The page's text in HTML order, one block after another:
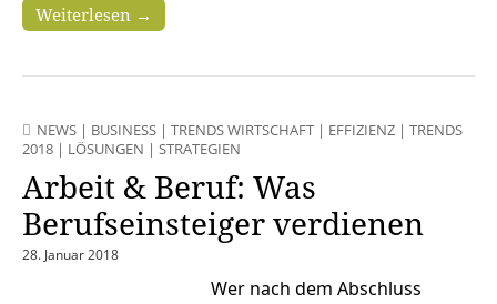
Weiterlesen →
NEWS | BUSINESS | TRENDS WIRTSCHAFT | EFFIZIENZ | TRENDS
2018 | LÖSUNGEN | STRATEGIEN
Arbeit & Beruf: Was
Berufseinsteiger verdienen
28. Januar 2018
Wer nach dem Abschluss